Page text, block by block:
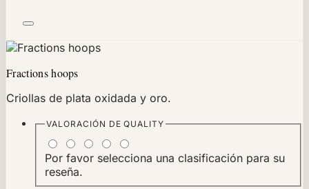
Fractions hoops
Criollas de plata oxidada y oro.
VALORACIÓN DEQUALITY
Por favor selecciona una clasificación para su
reseña.